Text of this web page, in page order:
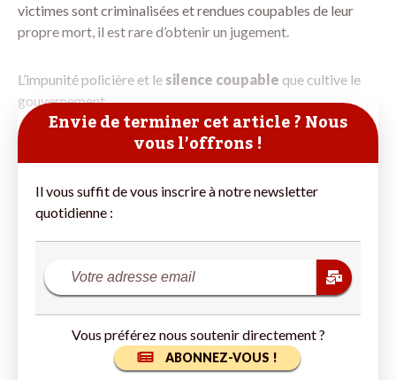
victimes sont criminalisées et rendues coupables de leur
propre mort, il est rare d’obtenir un jugement.
L’impunité policière et le silence coupable que cultive le
gouvernement
Envie de terminer cet article ? Nous
vous l’offrons !
Il vous suffit de vous inscrire à notre newsletter
quotidienne :
Vous préférez nous soutenir directement ?
ABONNEZ-VOUS !